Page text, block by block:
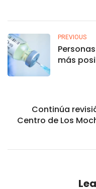
PREVIOUS
más
Continúa
Centro de Los